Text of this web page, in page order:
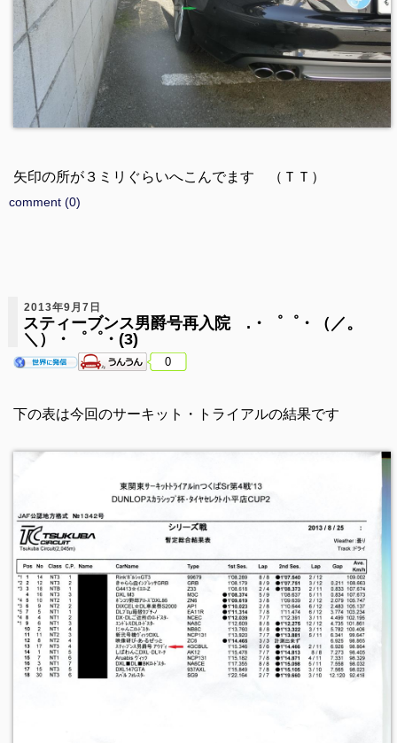
矢印の所が３ミリぐらいへこんでます （ＴＴ）
comment (0)
2013年9月7日
スティーブンス男爵号再入院 .・゜゜・（／。
＼）・゜゜・(3)
0
下の表は今回のサーキット・トライアルの結果です